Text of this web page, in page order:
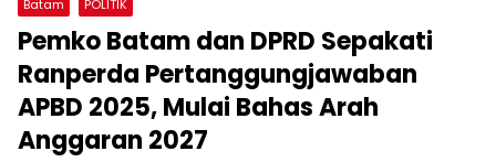
Batam POLITIK
Pemko Batam dan DPRD Sepakati
Ranperda Pertanggungjawaban
APBD 2025, Mulai Bahas Arah
Anggaran 2027